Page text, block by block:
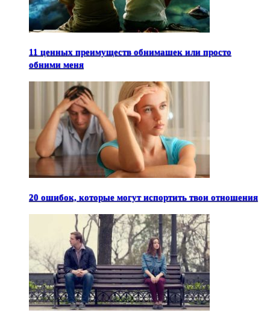
11 ценных преимуществ обнимашек или просто
обними меня
20 ошибок, которые могут испортить твои отношения